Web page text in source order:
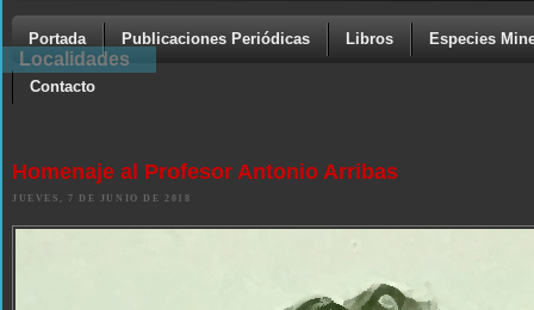
Portada Publicaciones Periódicas Libros Especies
Contacto
Homenaje al Profesor Antonio Arribas
JUEVES, 7 DE JUNIO DE 2018
Localidades